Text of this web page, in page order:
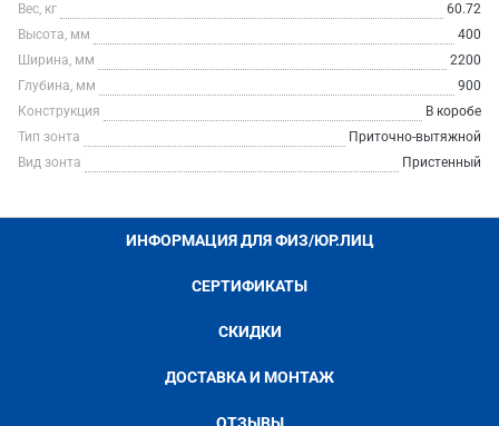
Вес, кг
60.72
Высота, мм
400
Ширина, мм
2200
Глубина, мм
900
Конструкция
В коробе
Тип зонта
Приточно-вытяжной
Вид зонта
Пристенный
ИНФОРМАЦИЯ ДЛЯ ФИЗ/ЮР.ЛИЦ
СЕРТИФИКАТЫ
СКИДКИ
ДОСТАВКА И МОНТАЖ